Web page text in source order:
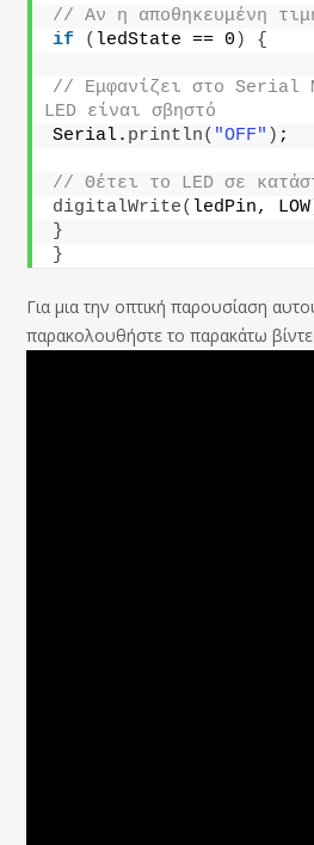
// Αν η αποθηκευμένη
if
( ledState == 0 ) {
// Εμφανίζει στο Serial
LED είναι σβηστό
Serial. println( "OFF" ) ;
// Θέτει το LED σε
digitalWrite( ledPin, LOW
}
}
Για μια την οπτική παρουσίαση
παρακολουθήστε το παρακάτω